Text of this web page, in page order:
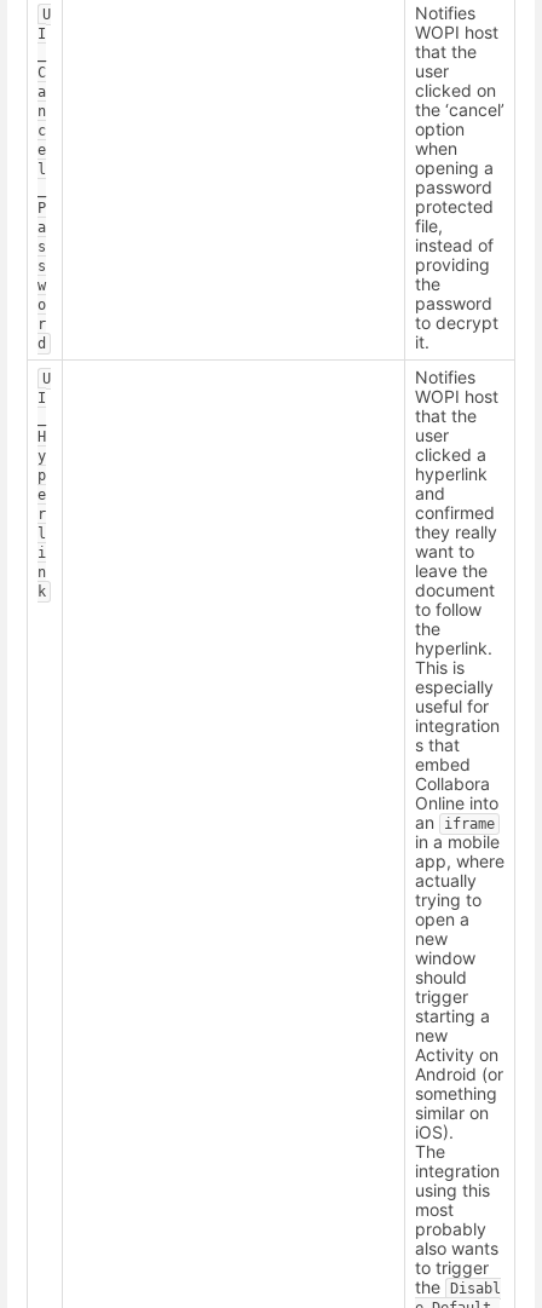
U
I
C
a
n
c
e
l
P
a
s
s
w
o
r
d
Notifies
WOPI host
that the
user
clicked on
the ‘cancel’
option
when
opening a
password
protected
file,
instead of
providing
the
password
to decrypt
it.
U
I
H
y
p
e
r
l
i
n
k
Notifies
WOPI host
that the
user
clicked a
hyperlink
and
confirmed
they really
want to
leave the
document
to follow
the
hyperlink.
This is
especially
useful for
integration
s that
embed
Collabora
Online into
an
iframe
in a mobile
app, where
actually
trying to
open a
new
window
should
trigger
starting a
new
Activity on
Android (or
something
similar on
iOS).
The
integration
using this
most
probably
also wants
to trigger
the Disabl